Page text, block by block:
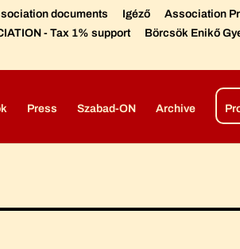
documents Igéző Association
- Tax 1% support Börcsök Enikő
Press Szabad-ON Archive